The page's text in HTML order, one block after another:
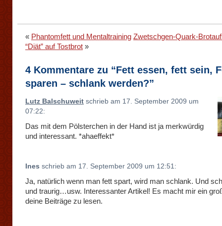
« Phantomfett und Mentaltraining Zwetschgen-Quark-
“Diät” auf Tostbrot »
4 Kommentare zu “Fett essen, fett sein,
sparen – schlank werden?”
Lutz Balschuweit schrieb am 17. September 2009 um
07:22:
Das mit dem Pölsterchen in der Hand ist ja merkwürdig
und interessant. *ahaeffekt*
Ines schrieb am 17. September 2009 um 12:51:
Ja, natürlich wenn man fett spart, wird man schlank. Und
und traurig…usw. Interessanter Artikel! Es macht mir ein
deine Beiträge zu lesen.